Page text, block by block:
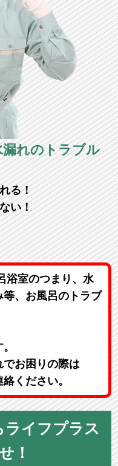
れのトラブル
る！
い！
浴室のつまり、水
、お風呂のトラブ
でお困りの際は
ください。
イフプラス
！